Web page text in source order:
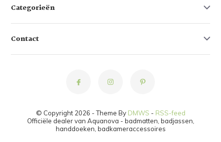
Categorieën
Contact
© Copyright 2026 - Theme By DMWS - RSS-feed
Officiële dealer van Aquanova - badmatten, badjassen,
handdoeken, badkameraccessoires